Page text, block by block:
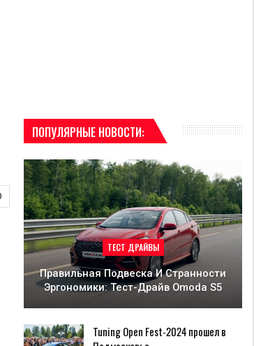
ПОПУЛЯРНЫЕ НОВОСТИ:
ТЕСТ ДРАЙВЫ
Правильная Подвеска И Странности
Эргономики: Тест-Драйв Omoda S5
Tuning Open Fest-2024 прошел в